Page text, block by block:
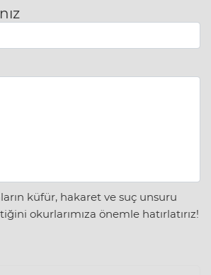
küfür, hakaret ve suç unsuru
okurlarımıza önemle hatırlatırız!